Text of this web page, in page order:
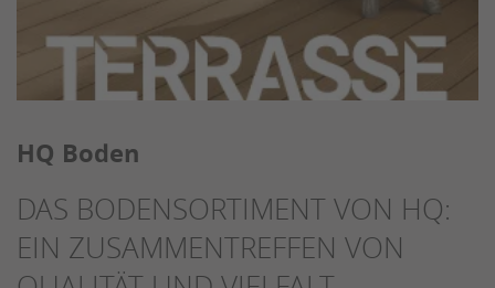
HQ Boden
DAS BODENSORTIMENT VON HQ:
EIN ZUSAMMENTREFFEN VON